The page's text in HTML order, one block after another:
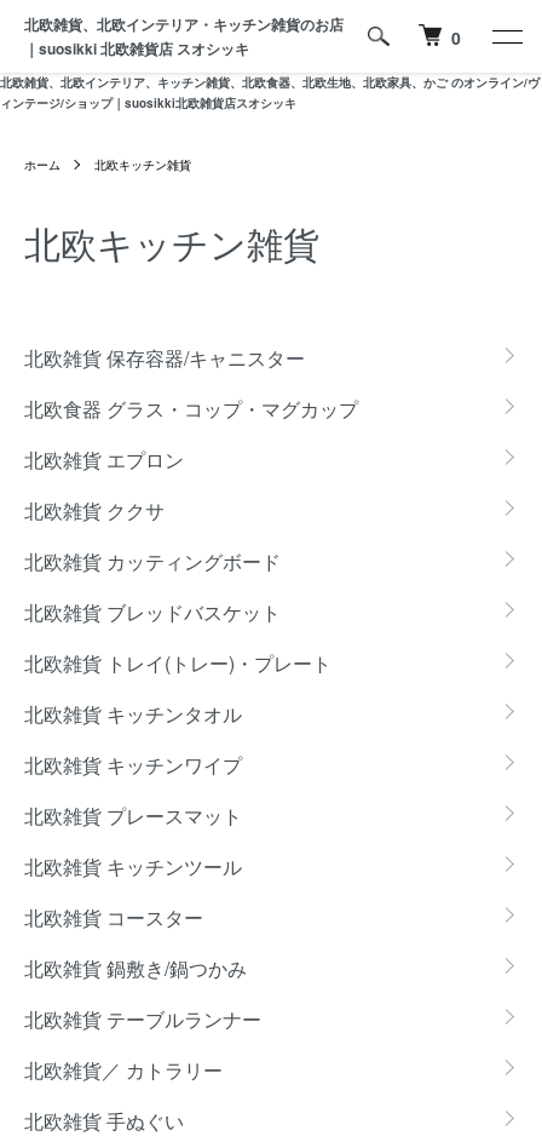
北欧雑貨、北欧インテリア、キッチン雑貨、北欧食器、北欧生地、北欧家具、かご のオンライン/ヴ
ィンテージ/ショップ｜suosikki北欧雑貨店スオシッキ
北欧雑貨、北欧インテリア・キッチン雑貨のお店
｜suosikki 北欧雑貨店 スオシッキ
0
ホーム 北欧キッチン雑貨
北欧キッチン雑貨
北欧雑貨 保存容器/キャニスター
北欧食器 グラス・コップ・マグカップ
北欧雑貨 エプロン
北欧雑貨 ククサ
北欧雑貨 カッティングボード
北欧雑貨 ブレッドバスケット
北欧雑貨 トレイ(トレー)・プレート
北欧雑貨 キッチンタオル
北欧雑貨 キッチンワイプ
北欧雑貨 プレースマット
北欧雑貨 キッチンツール
北欧雑貨 コースター
北欧雑貨 鍋敷き/鍋つかみ
北欧雑貨 テーブルランナー
北欧雑貨／ カトラリー
北欧雑貨 手ぬぐい